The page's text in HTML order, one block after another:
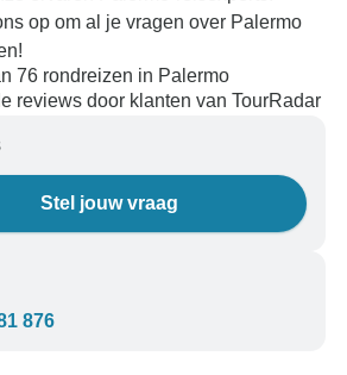
op om al je vragen over Palermo
76 rondreizen in Palermo
reviews door klanten van TourRadar
Stel jouw vraag
876